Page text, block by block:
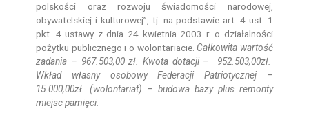
polskości oraz rozwoju świadomości narodowej,
obywatelskiej i kulturowej”, tj. na podstawie art. 4 ust. 1
pkt. 4 ustawy z dnia 24 kwietnia 2003 r. o działalności
pożytku publicznego i o wolontariacie. Całkowita wartość
zadania – 967.503,00 zł. Kwota dotacji – 952.503,00zł.
Wkład własny osobowy Federacji Patriotycznej –
15.000,00zł. (wolontariat) – budowa bazy plus remonty
miejsc pamięci.